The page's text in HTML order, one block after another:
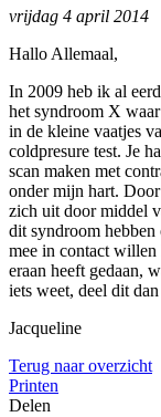
vrijdag 4 april 2014
Hallo Allemaal,
In 2009 heb ik al
het syndroom X
in de kleine vaatjes
coldpresure test. Je
scan maken met
onder mijn hart.
zich uit door middel
dit syndroom hebben
mee in contact
eraan heeft gedaan,
iets weet, deel dit
Jacqueline
Terug naar overzicht
Printen
Delen